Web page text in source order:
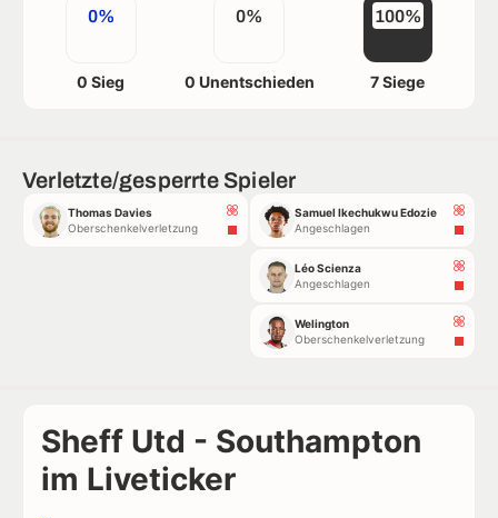
0%
0 Sieg
0%
0 Unentschieden
100%
7 Siege
Verletzte/gesperrte Spieler
Thomas Davies
Oberschenkelverletzung
Samuel Ikechukwu Edozie
Angeschlagen
Léo Scienza
Angeschlagen
Welington
Oberschenkelverletzung
Sheff Utd - Southampton
im Liveticker